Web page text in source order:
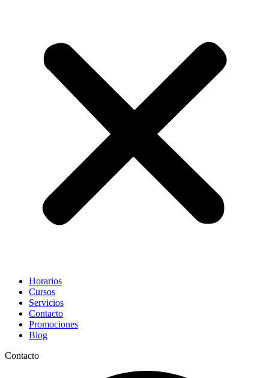
Horarios
Cursos
Servicios
Contacto
Promociones
Blog
Contacto